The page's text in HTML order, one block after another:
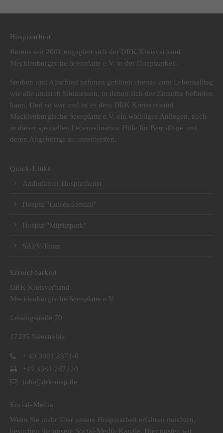
Hospizarbeit
Bereits seit 2001 engagiert sich der DRK Kreisverband
Mecklenburgische Seenplatte e.V. in der Hospizarbeit.
Sterben und Abschied nehmen gehören ebenso zum Lebensalltag
wie alle anderen Situationen, in denen sich der Einzelne befinden
kann. Und so war und ist es dem DRK Kreisverband
Mecklenburgische Seenplatte e.V. ein wichtiges Anliegen, auch
in dieser speziellen Lebenssituation Hilfe für Betroffene und
deren Angehörige zu unterbreiten.
Quick-Links
Ambulanter Hospizdienst
Hospiz "Luisendomizil"
Hospiz "Müritzpark"
SAPV-Team
Erreichbarkeit
DRK Kreisverband
Mecklenburgische Seenplatte e.V.
Lessingstraße 70
17235 Neustrelitz
+ 49 3981 2871-0
+49 3981 287120
info@drk-msp.de
Social-Media
Wenn Sie mehr über unsere Hospizarbeit erfahren möchten,
besuchen Sie unsere Social-Media-Kanäle. Hier posten wir